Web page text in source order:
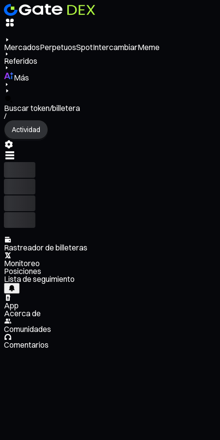
MercadosPerpetuosSpotIntercambiarMeme
Referidos
Más
Buscar token/billetera
/
Actividad
Rastreador de billeteras
Monitoreo
Posiciones
Lista de seguimiento
App
Acerca de
Comunidades
Comentarios